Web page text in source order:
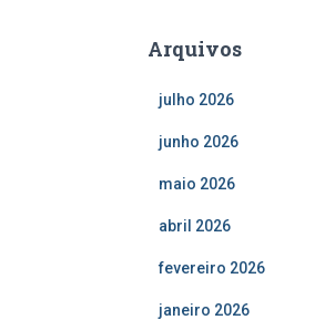
Arquivos
julho 2026
junho 2026
maio 2026
abril 2026
fevereiro 2026
janeiro 2026